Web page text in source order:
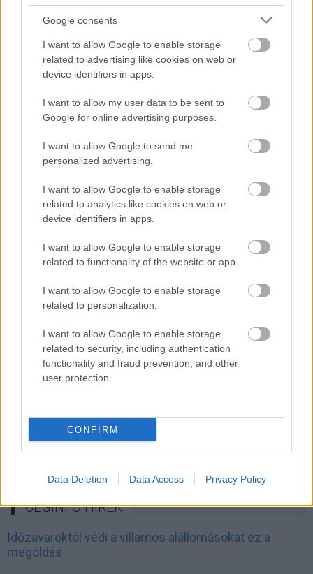
Google consents
I want to allow Google to enable storage
related to advertising like cookies on web or
device identifiers in apps.
I want to allow my user data to be sent to
Google for online advertising purposes.
I want to allow Google to send me
personalized advertising.
I want to allow Google to enable storage
related to analytics like cookies on web or
device identifiers in apps.
I want to allow Google to enable storage
related to functionality of the website or app.
I want to allow Google to enable storage
related to personalization.
I want to allow Google to enable storage
related to security, including authentication
functionality and fraud prevention, and other
user protection.
CONFIRM
Data Deletion Data Access Privacy Policy
Kína kutatás-fejlesztési célpont
(is)
LEGFRISSEBB PCW
CÉGINFÓ HÍREK
Időzavaroktól védi a villamos alállomásokat ez a
megoldás